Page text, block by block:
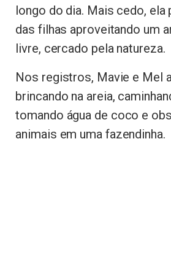
longo do dia. Mais cedo,
das filhas aproveitando um
livre, cercado pela natureza.
Nos registros, Mavie e Mel
brincando na areia,
tomando água de coco e
animais em uma fazendinha.